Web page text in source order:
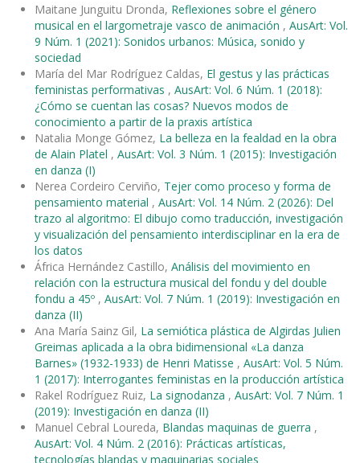
Maitane Junguitu Dronda, Reflexiones sobre el género
musical en el largometraje vasco de animación , AusArt: Vol.
9 Núm. 1 (2021): Sonidos urbanos: Música, sonido y
sociedad
María del Mar Rodríguez Caldas, El gestus y las prácticas
feministas performativas , AusArt: Vol. 6 Núm. 1 (2018):
¿Cómo se cuentan las cosas? Nuevos modos de
conocimiento a partir de la praxis artística
Natalia Monge Gómez, La belleza en la fealdad en la obra
de Alain Platel , AusArt: Vol. 3 Núm. 1 (2015): Investigación
en danza (I)
Nerea Cordeiro Cerviño, Tejer como proceso y forma de
pensamiento material , AusArt: Vol. 14 Núm. 2 (2026): Del
trazo al algoritmo: El dibujo como traducción, investigación
y visualización del pensamiento interdisciplinar en la era de
los datos
África Hernández Castillo, Análisis del movimiento en
relación con la estructura musical del fondu y del double
fondu a 45º , AusArt: Vol. 7 Núm. 1 (2019): Investigación en
danza (II)
Ana María Sainz Gil, La semiótica plástica de Algirdas Julien
Greimas aplicada a la obra bidimensional «La danza
Barnes» (1932-1933) de Henri Matisse , AusArt: Vol. 5 Núm.
1 (2017): Interrogantes feministas en la producción artística
Rakel Rodríguez Ruiz, La signodanza , AusArt: Vol. 7 Núm. 1
(2019): Investigación en danza (II)
Manuel Cebral Loureda, Blandas maquinas de guerra ,
AusArt: Vol. 4 Núm. 2 (2016): Prácticas artísticas,
tecnologías blandas y maquinarias sociales